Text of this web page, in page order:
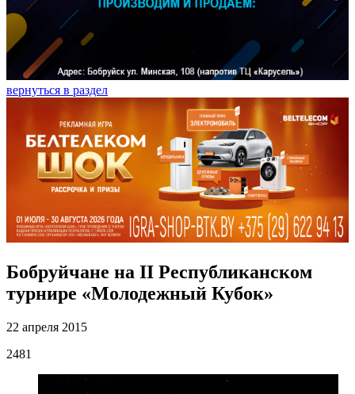
вернуться в раздел
Бобруйчане на II Республиканском
турнире «Молодежный Кубок»
22 апреля 2015
2481